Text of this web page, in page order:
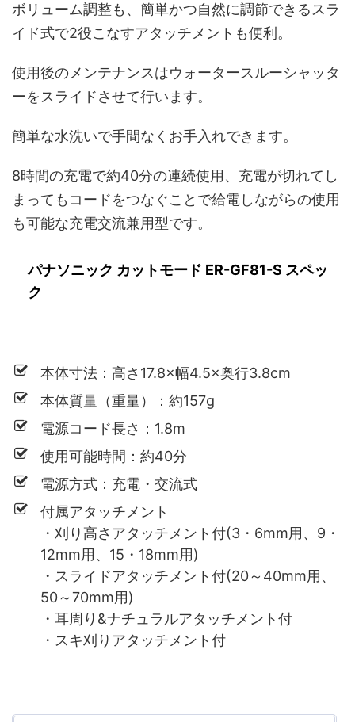
ボリューム調整も、簡単かつ自然に調節できるスラ
イド式で2役こなすアタッチメントも便利。
使用後のメンテナンスはウォータースルーシャッタ
ーをスライドさせて行います。
簡単な水洗いで手間なくお手入れできます。
8時間の充電で約40分の連続使用、充電が切れてし
まってもコードをつなぐことで給電しながらの使用
も可能な充電交流兼用型です。
パナソニック カットモード ER-GF81-S スペッ
ク
本体寸法：高さ17.8×幅4.5×奥行3.8cm
本体質量（重量）：約157g
電源コード長さ：1.8m
使用可能時間：約40分
電源方式：充電・交流式
付属アタッチメント
・刈り高さアタッチメント付(3・6mm用、9・
12mm用、15・18mm用)
・スライドアタッチメント付(20～40mm用、
50～70mm用)
・耳周り&ナチュラルアタッチメント付
・スキ刈りアタッチメント付